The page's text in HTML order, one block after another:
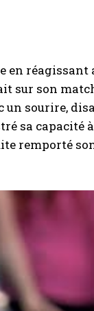
en réagissant
sur son
un sourire,
sa capacité
remporté